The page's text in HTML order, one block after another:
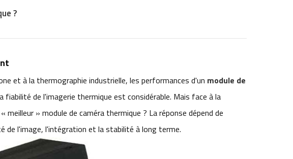
?
et à la thermographie industrielle, les performances d'un module de
fiabilité de l'imagerie thermique est considérable. Mais face à la
» module de caméra thermique ? La réponse dépend de
de l'image, l'intégration et la stabilité à long terme.